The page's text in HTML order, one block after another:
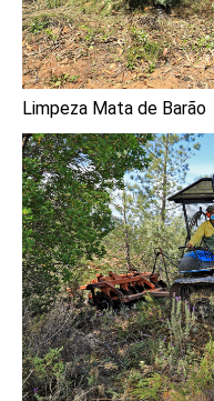
Limpeza Mata de Barão